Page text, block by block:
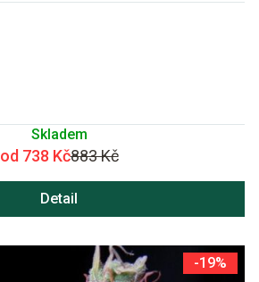
Skladem
od 738 Kč883 Kč
Detail
-19%